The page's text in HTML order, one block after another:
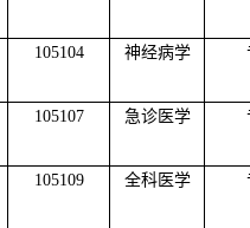
105104 神经病学
105107 急诊医学
105109 全科医学